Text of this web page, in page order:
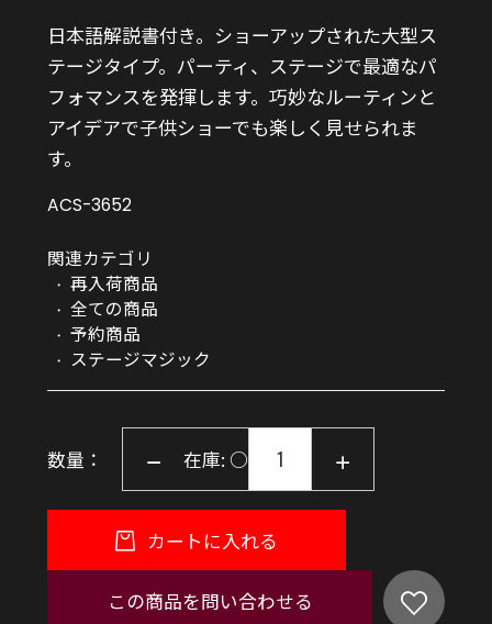
日本語解説書付き。ショーアップされた大型ス
テージタイプ。パーティ、ステージで最適なパ
フォマンスを発揮します。巧妙なルーティンと
アイデアで子供ショーでも楽しく見せられま
す。
ACS-3652
関連カテゴリ
再入荷商品
全ての商品
予約商品
ステージマジック
数量： 在庫: ○
カートに入れる
この商品を問い合わせる